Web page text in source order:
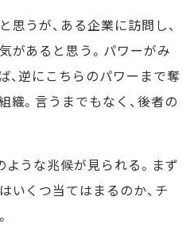
うが、ある企業に訪問し、
があると思う。パワーがみ
、逆にこちらのパワーまで奪
織。言うまでもなく、後者の
うな兆候が見られる。まず
いくつ当てはまるのか、チ